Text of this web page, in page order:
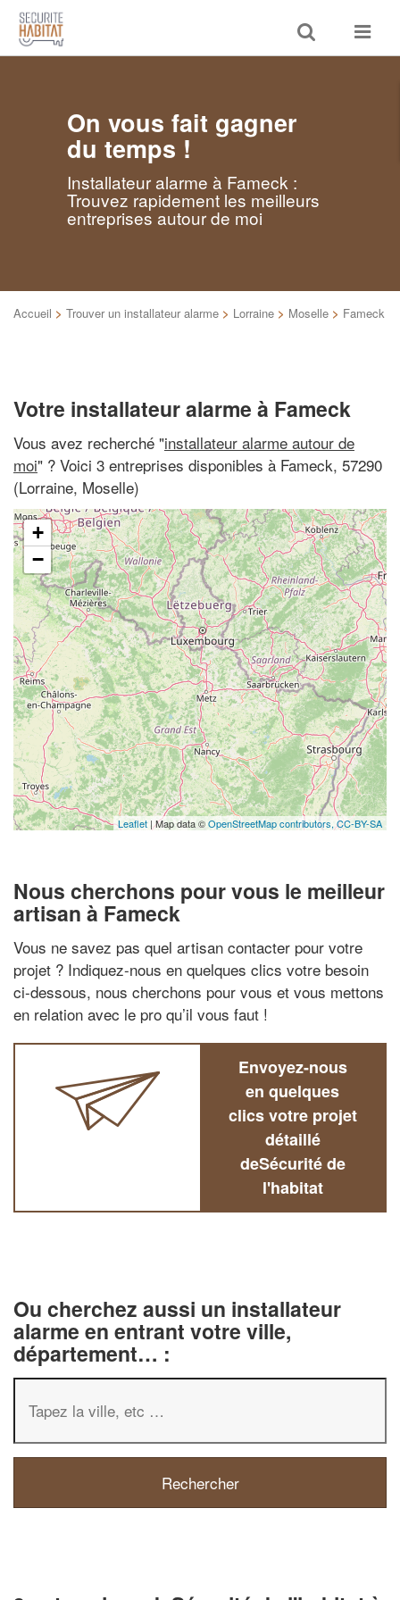
Toggle
search
Toggle
On vous fait gagner
du temps !
Installateur alarme à Fameck :
Trouvez rapidement les meilleurs
entreprises autour de moi
Accueil > Trouver un installateur alarme > Lorraine > Moselle > Fameck
Votre installateur alarme à Fameck
Vous avez recherché "installateur alarme autour de
moi" ? Voici 3 entreprises disponibles à Fameck, 57290
(Lorraine, Moselle)
+
−
Leaflet | Map data ©OpenStreetMap contributors, CC-BY-SA
Nous cherchons pour vous le meilleur
artisan à Fameck
Vous ne savez pas quel artisan contacter pour votre
projet ? Indiquez-nous en quelques clics votre besoin
ci-dessous, nous cherchons pour vous et vous mettons
en relation avec le pro qu’il vous faut !
Envoyez-nous
en quelques
clics votre projet
détaillé
deSécurité de
l'habitat
Ou cherchez aussi un installateur
alarme en entrant votre ville,
département… :